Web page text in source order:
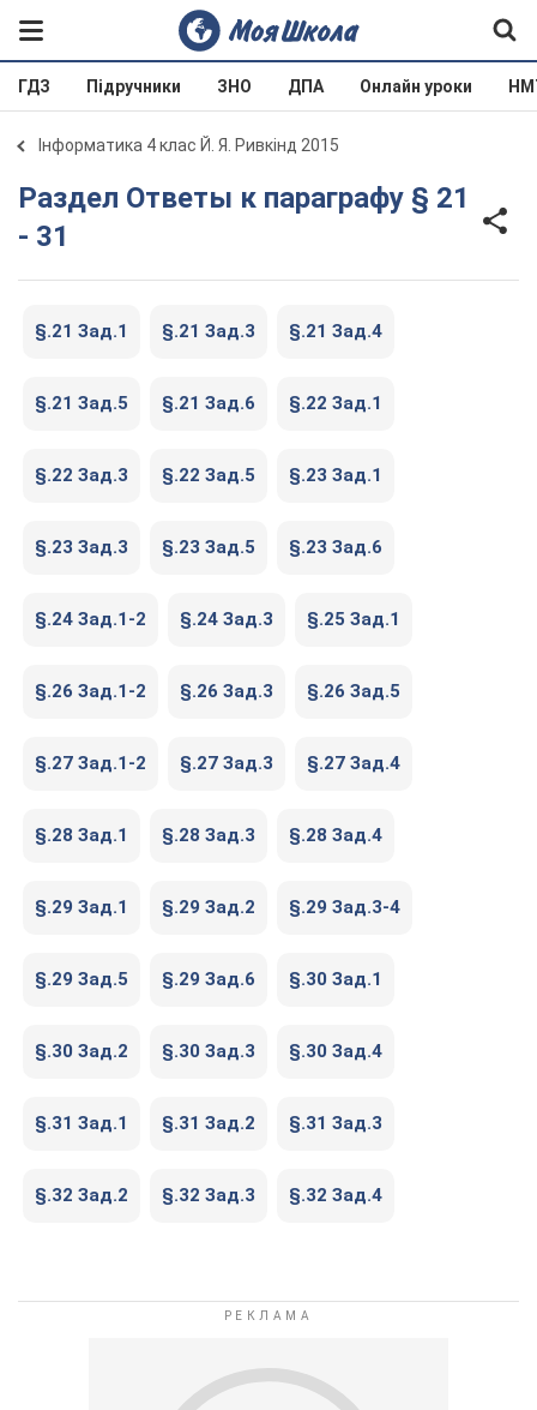
ГДЗ Підручники ЗНО ДПА Онлайн уроки
Інформатика 4 клас Й. Я. Ривкінд 2015
Раздел Ответы к параграфу § 21
- 31
§.21 Зад.1 §.21 Зад.3 §.21 Зад.4
§.21 Зад.5 §.21 Зад.6 §.22 Зад.1
§.22 Зад.3 §.22 Зад.5 §.23 Зад.1
§.23 Зад.3 §.23 Зад.5 §.23 Зад.6
§.24 Зад.1-2 §.24 Зад.3 §.25 Зад.1
§.26 Зад.1-2 §.26 Зад.3 §.26 Зад.5
§.27 Зад.1-2 §.27 Зад.3 §.27 Зад.4
§.28 Зад.1 §.28 Зад.3 §.28 Зад.4
§.29 Зад.1 §.29 Зад.2 §.29 Зад.3-4
§.29 Зад.5 §.29 Зад.6 §.30 Зад.1
§.30 Зад.2 §.30 Зад.3 §.30 Зад.4
§.31 Зад.1 §.31 Зад.2 §.31 Зад.3
§.32 Зад.2 §.32 Зад.3 §.32 Зад.4